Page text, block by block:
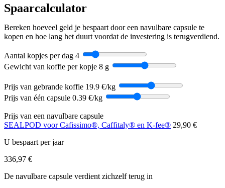
Spaarcalculator
Bereken hoeveel geld je bespaart door een navulbare capsule te
kopen en hoe lang het duurt voordat de investering is terugverdiend.
Aantal kopjes per dag 4
Gewicht van koffie per kopje 8 g
Prijs van gebrande koffie 19.9 €/kg
Prijs van één capsule 0.39 €/kg
Prijs van een navulbare capsule
SEALPOD voor Cafissimo®, Caffitaly® en K-fee® 29,90 €
U bespaart per jaar
336,97 €
De navulbare capsule verdient zichzelf terug in